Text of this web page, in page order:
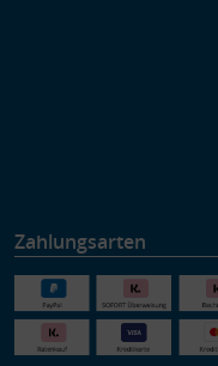
Zahlungsarten